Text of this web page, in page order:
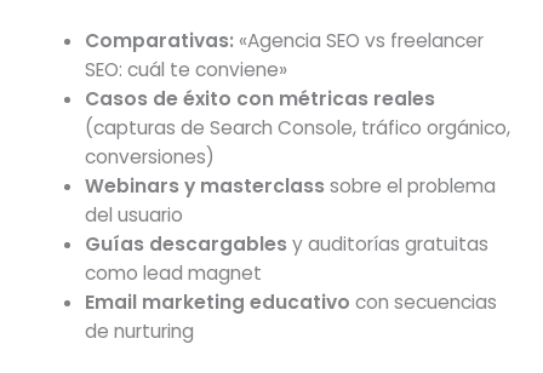
Comparativas: «Agencia SEO vs freelancer
SEO: cuál te conviene»
Casos de éxito con métricas reales
(capturas de Search Console, tráfico orgánico,
conversiones)
Webinars y masterclass sobre el problema
del usuario
Guías descargables y auditorías gratuitas
como lead magnet
Email marketing educativo con secuencias
de nurturing